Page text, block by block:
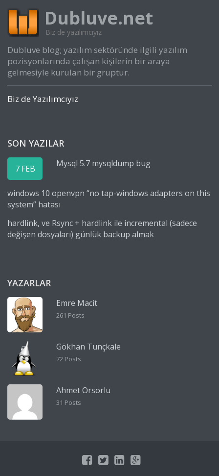
Dubluve.net
Biz de yazılımcıyız
Dubluve blog; yazılım sektöründe ilgili yazılım
pozisyonlarında çalışan kişilerin bir araya
gelmesiyle kurulan bir gruptur.
Biz de Yazılımcıyız
SON YAZILAR
7 FEB Mysql 5.7 mysqldump bug
windows 10 openvpn “no tap-windows adapters on this
system” hatası
hardlink, ve Rsync + hardlink ile incremental (sadece
değişen dosyaları) günlük backup almak
YAZARLAR
Emre Macit
261 Posts
Gökhan Tunçkale
72 Posts
Ahmet Orsorlu
31 Posts